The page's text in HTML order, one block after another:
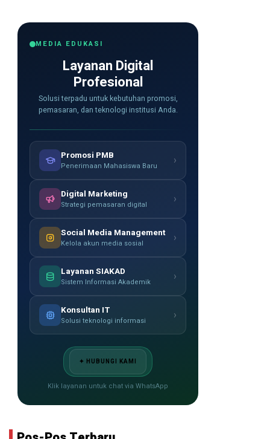
MEDIA EDUKASI
Layanan Digital
Profesional
Solusi terpadu untuk kebutuhan promosi,
pemasaran, dan teknologi institusi Anda.
Promosi PMB
Penerimaan Mahasiswa Baru ›
Digital Marketing
Strategi pemasaran digital ›
Social Media Management
Kelola akun media sosial ›
Layanan SIAKAD
Sistem Informasi Akademik ›
Konsultan IT
Solusi teknologi informasi ›
✦ HUBUNGI KAMI
Klik layanan untuk chat via WhatsApp